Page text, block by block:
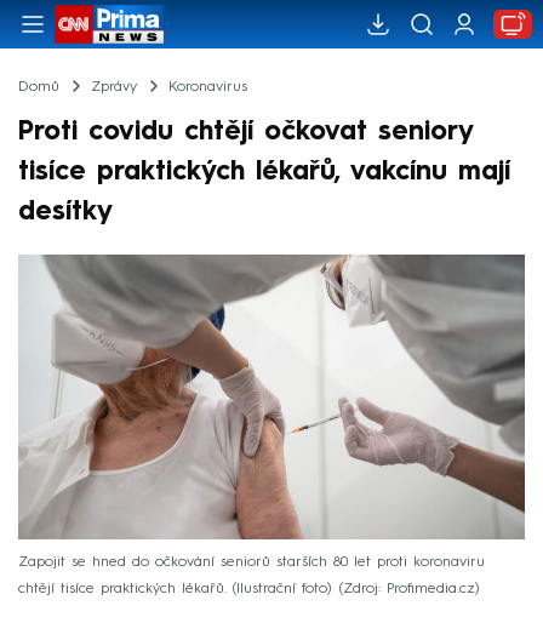
Domů Zprávy Koronavirus
Proti covidu chtějí očkovat seniory
tisíce praktických lékařů, vakcínu mají
desítky
Zapojit se hned do očkování seniorů starších 80 let proti koronaviru
chtějí tisíce praktických lékařů. (Ilustrační foto)
Zdroj: Profimedia.cz